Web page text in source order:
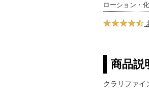
ローション・
商品説
クラリファイ